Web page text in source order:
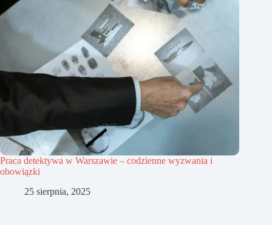
Praca detektywa w Warszawie – codzienne wyzwania i
obowiązki
25 sierpnia, 2025